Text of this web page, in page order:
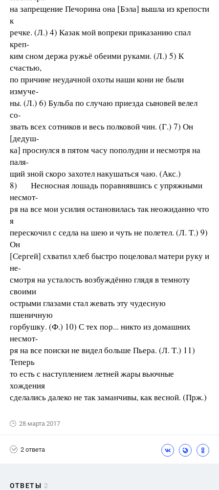
на запрещение Печорина она [Бэла] вышла из крепости
к
речке. (Л.) 4) Казак мой вопреки приказанию спал
креп-
ким сном держа ружьё обеими руками. (Л.) 5) К
счастью,
по причине неудачной охоты наши кони не были
измуче-
ны. (Л.) 6) Бульба по случаю приезда сыновей велел
со-
звать всех сотников и весь полковой чин. (Г.) 7) Он
[дедуш-
ка] проснулся в пятом часу пополудни и несмотря на
паля-
щий зной скоро захотел накушаться чаю. (Акс.)
8) Несносная лошадь поравнявшись с упряжными
несмот-
ря на все мои усилия остановилась так неожиданно что
я
перескочил с седла на шею и чуть не полетел. (Л. Т.) 9)
Он
[Сергей] схватил хлеб быстро поцеловал матери руку и
не-
смотря на усталость возбуждённо глядя в темноту
своими
острыми глазами стал жевать эту чудесную
пшеничную
горбушку. (Ф.) 10) С тех пор... никто из домашних
несмот-
ря на все поиски не видел больше Пьера. (Л. Т.) 11)
Теперь
то есть с наступлением летней жары вьючные
хождения
сделались далеко не так заманчивы, как весной. (Прж.)
28 марта 2017
2 ответа
ОТВЕТЫ 2